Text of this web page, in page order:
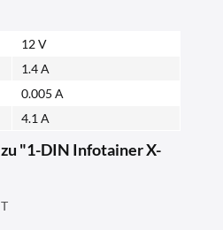
12 V
1.4 A
0.005 A
4.1 A
"1-DIN Infotainer X-